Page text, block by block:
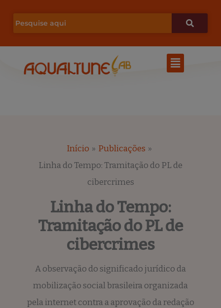
para
Menu
Início
Publicações
Linha do Tempo: Tramitação do PL de
cibercrimes
Linha do Tempo:
Tramitação do PL de
cibercrimes
A observação do significado jurídico da
mobilização social brasileira organizada
pela internet contra a aprovação da redação